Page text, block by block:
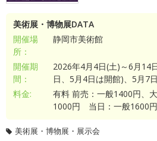
美術展・博物展DATA
開催場
所：
静岡市美術館
開催期
間：
2026年4月4日(土)～6月14
日、5月4日は開館)、5月7
料金:
有料 前売：一般1400円、
1000円 当日：一般1600
美術展・博物展・展示会